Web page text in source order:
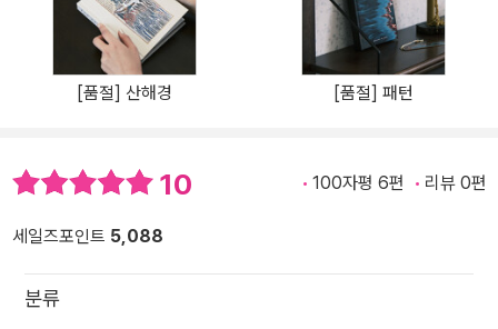
[품절] 산해경 [품절] 패턴
10 100자평 6편 리뷰 0편
세일즈포인트 5,088
분류